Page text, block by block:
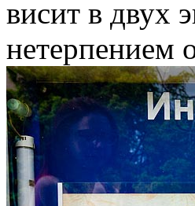
висит в двух
нетерпением